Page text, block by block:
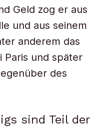
Geld zog er aus
und aus seinem
anderem das
Paris und später
des
sind Teil der